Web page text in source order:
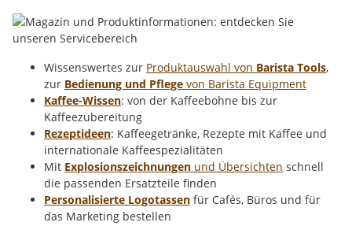
Wissenswertes zur Produktauswahl von Barista Tools,
zur Bedienung und Pflege von Barista Equipment
Kaffee-Wissen: von der Kaffeebohne bis zur
Kaffeezubereitung
Rezeptideen: Kaffeegetränke, Rezepte mit Kaffee und
internationale Kaffeespezialitäten
Mit Explosionszeichnungen und Übersichten schnell
die passenden Ersatzteile finden
Personalisierte Logotassen für Cafés, Büros und für
das Marketing bestellen